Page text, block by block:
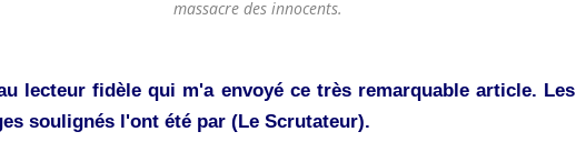
massacre des innocents.
lecteur fidèle qui m'a envoyé ce très remarquable article. Les
soulignés l'ont été par (Le Scrutateur).